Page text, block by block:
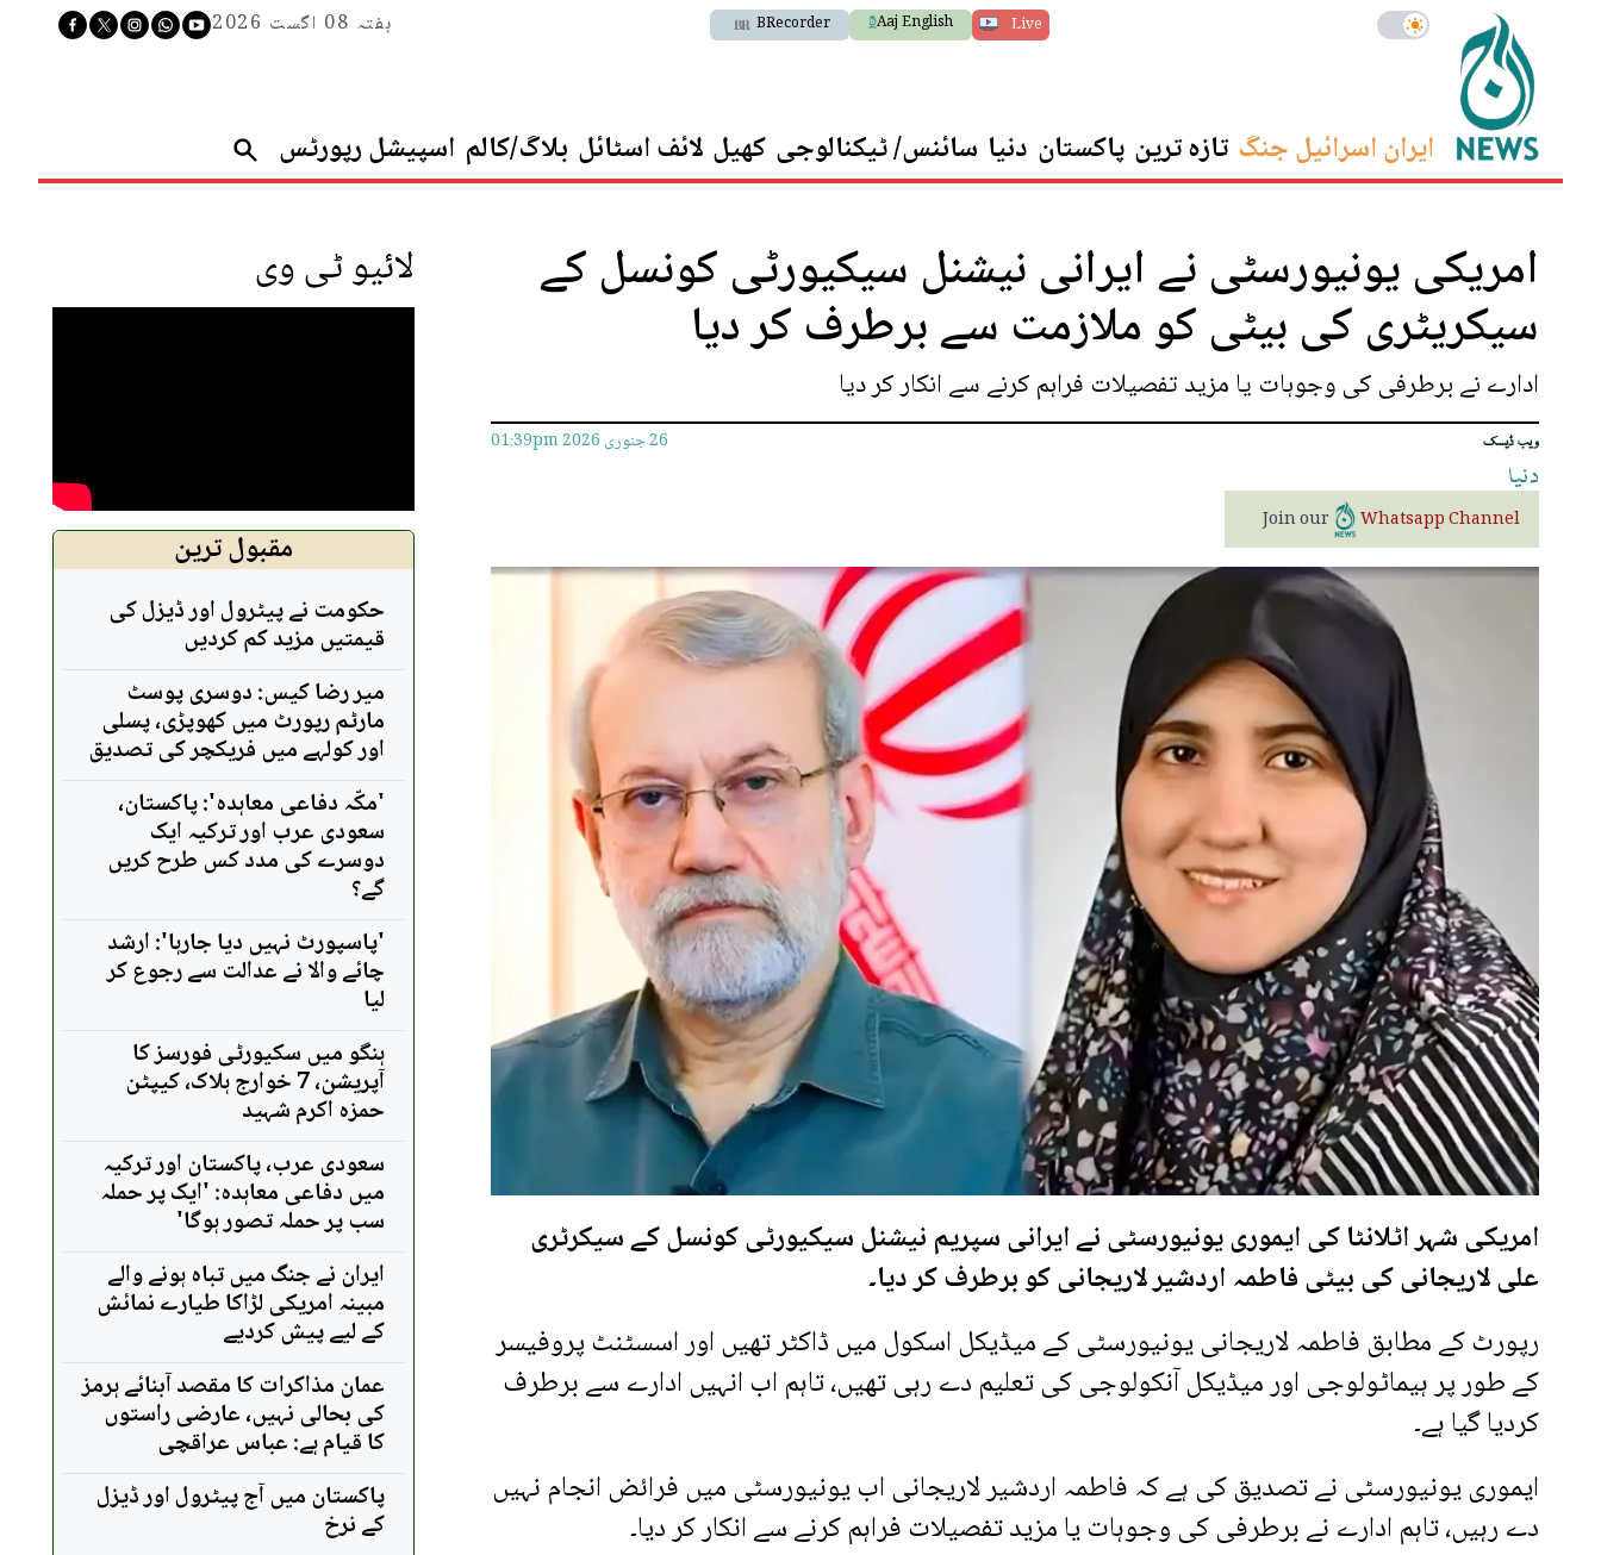
Live
Aaj English
BRecorder ہفتہ 08 اگست 2026
ایران اسرائیل جنگ تازہ ترین پاکستان دنیا سائنس/ ٹیکنالوجی کھیل لائف اسٹائل بلاگ/کالم اسپیشل رپورٹس
امریکی یونیورسٹی نے ایرانی نیشنل سیکیورٹی کونسل کے
سیکریٹری کی بیٹی کو ملازمت سے برطرف کر دیا
ادارے نے برطرفی کی وجوہات یا مزید تفصیلات فراہم کرنے سے انکار کر دیا
ویب ڈیسک 26 جنوری 2026 01:39pm
دنیا
Join our Whatsapp Channel
امریکی شہر اٹلانٹا کی ایموری یونیورسٹی نے ایرانی سپریم نیشنل سیکیورٹی کونسل کے سیکرٹری
علی لاریجانی کی بیٹی فاطمہ اردشیر لاریجانی کو برطرف کر دیا۔
رپورٹ کے مطابق فاطمہ لاریجانی یونیورسٹی کے میڈیکل اسکول میں ڈاکٹر تھیں اور اسسٹنٹ پروفیسر
کے طور پر ہیماٹولوجی اور میڈیکل آنکولوجی کی تعلیم دے رہی تھیں، تاہم اب انہیں ادارے سے برطرف
کردیا گیا ہے۔
ایموری یونیورسٹی نے تصدیق کی ہے کہ فاطمہ اردشیر لاریجانی اب یونیورسٹی میں فرائض انجام نہیں
دے رہیں، تاہم ادارے نے برطرفی کی وجوہات یا مزید تفصیلات فراہم کرنے سے انکار کر دیا۔
لائیو ٹی وی
مقبول ترین
حکومت نے پیٹرول اور ڈیزل کی
قیمتیں مزید کم کردیں
میر رضا کیس: دوسری پوسٹ
مارٹم رپورٹ میں کھوپڑی، پسلی
اور کولہے میں فریکچر کی تصدیق
'مکّہ دفاعی معاہدہ': پاکستان،
سعودی عرب اور ترکیہ ایک
دوسرے کی مدد کس طرح کریں
گے؟
'پاسپورٹ نہیں دیا جارہا': ارشد
چائے والا نے عدالت سے رجوع کر
لیا
ہنگو میں سکیورٹی فورسز کا
آپریشن، 7 خوارج ہلاک، کیپٹن
حمزہ اکرم شہید
سعودی عرب، پاکستان اور ترکیہ
میں دفاعی معاہدہ: 'ایک پر حملہ
سب پر حملہ تصور ہوگا'
ایران نے جنگ میں تباہ ہونے والے
مبینہ امریکی لڑاکا طیارے نمائش
کے لیے پیش کردیے
عمان مذاکرات کا مقصد آبنائے ہرمز
کی بحالی نہیں، عارضی راستوں
کا قیام ہے: عباس عراقچی
پاکستان میں آج پیٹرول اور ڈیزل
کے نرخ